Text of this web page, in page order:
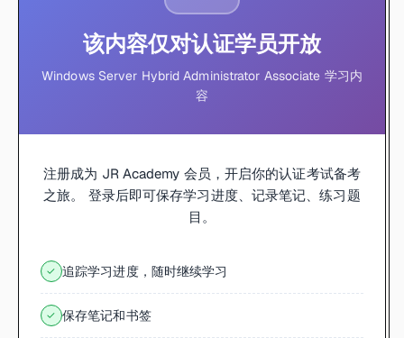
该内容仅对认证学员开放
Windows Server Hybrid Administrator Associate 学习内
容
注册成为 JR Academy 会员，开启你的认证考试备考
之旅。 登录后即可保存学习进度、记录笔记、练习题
目。
✓ 追踪学习进度，随时继续学习
✓ 保存笔记和书签